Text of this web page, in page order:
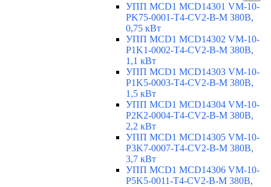
УПП MCD1 MCD14301 VM-10-
PK75-0001-T4-CV2-B-M 380В,
0,75 кВт
УПП MCD1 MCD14302 VM-10-
P1K1-0002-T4-CV2-B-M 380В,
1,1 кВт
УПП MCD1 MCD14303 VM-10-
P1K5-0003-T4-CV2-B-M 380В,
1,5 кВт
УПП MCD1 MCD14304 VM-10-
P2K2-0004-T4-CV2-B-M 380В,
2,2 кВт
УПП MCD1 MCD14305 VM-10-
P3K7-0007-T4-CV2-B-M 380В,
3,7 кВт
УПП MCD1 MCD14306 VM-10-
P5K5-0011-T4-CV2-B-M 380В,